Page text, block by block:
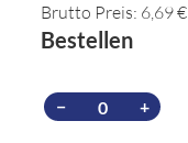
Brutto Preis: 6,69 €
Bestellen
− +